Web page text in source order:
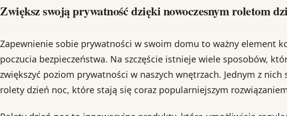
Zwiększ swoją prywatność dzięki nowoczesnym roletom
Zapewnienie sobie prywatności w swoim domu to ważny element
poczucia bezpieczeństwa. Na szczęście istnieje wiele sposobów,
zwiększyć poziom prywatności w naszych wnętrzach. Jednym z nich
rolety dzień noc, które stają się coraz popularniejszym